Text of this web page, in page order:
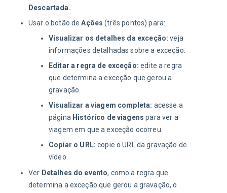
Descartada.
Usar o botão deAções (três pontos) para:
Visualizar os detalhes da exceção: veja
informações detalhadas sobre a exceção.
Editar a regra de exceção: edite a regra
que determina a exceção que gerou a
gravação.
Visualizar a viagem completa: acesse a
página Histórico de viagens para ver a
viagem em que a exceção ocorreu.
Copiar o URL: copie o URL da gravação de
vídeo.
Ver Detalhes do evento, como a regra que
determina a exceção que gerou a gravação, o